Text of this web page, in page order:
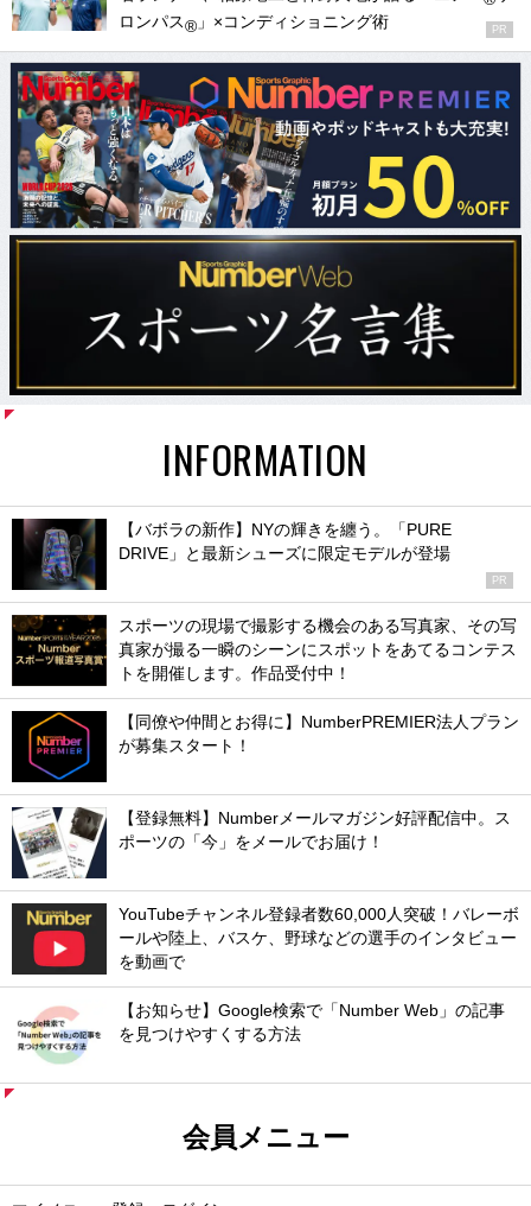
ロンパス® 」×コンディショニング術 PR
INFORMATION
【バボラの新作】NYの輝きを纏う。「PURE
DRIVE」と最新シューズに限定モデルが登場
PR
スポーツの現場で撮影する機会のある写真家、その写
真家が撮る一瞬のシーンにスポットをあてるコンテス
トを開催します。作品受付中！
【同僚や仲間とお得に】NumberPREMIER法人プラン
が募集スタート！
【登録無料】Numberメールマガジン好評配信中。ス
ポーツの「今」をメールでお届け！
YouTubeチャンネル登録者数60,000人突破！バレーボ
ールや陸上、バスケ、野球などの選手のインタビュー
を動画で
【お知らせ】Google検索で「Number Web」の記事
を見つけやすくする方法
会員メニュー